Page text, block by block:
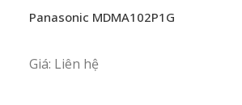
Panasonic MDMA102P1G
Giá: Liên hệ